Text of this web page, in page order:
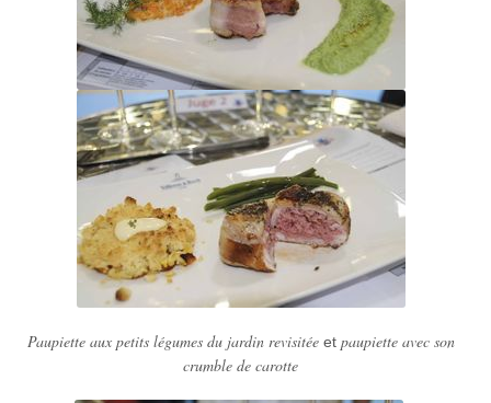
Paupiette aux petits légumes du jardin revisitéeetpaupiette avec son
crumble de carotte